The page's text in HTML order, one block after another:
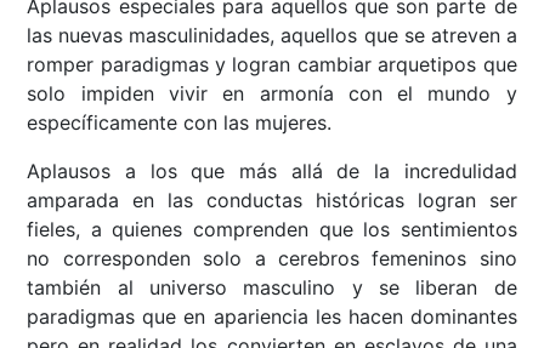
Aplausos especiales para aquellos que son parte de
las nuevas masculinidades, aquellos que se atreven a
romper paradigmas y logran cambiar arquetipos que
solo impiden vivir en armonía con el mundo y
específicamente con las mujeres.
Aplausos a los que más allá de la incredulidad
amparada en las conductas históricas logran ser
fieles, a quienes comprenden que los sentimientos
no corresponden solo a cerebros femeninos sino
también al universo masculino y se liberan de
paradigmas que en apariencia les hacen dominantes